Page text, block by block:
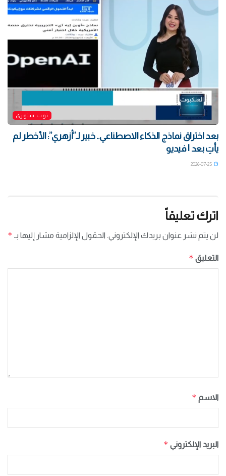
توب ستوري
بعد اختراق نماذج الذكاء الاصطناعي.. خبير لـ”أزهري”: الأخطر لم
يأتِ بعد | فيديو
2026-07-25
اترك تعليقاً
لن يتم نشر عنوان بريدك الإلكتروني. الحقول الإلزامية مشار إليها بـ*
التعليق*
الاسم*
البريد الإلكتروني*